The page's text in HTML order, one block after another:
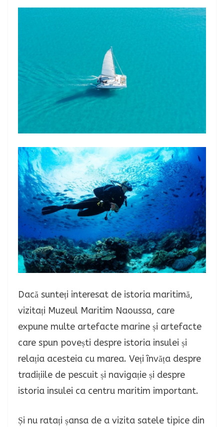
Dacă sunteți interesat de istoria maritimă,
vizitați Muzeul Maritim Naoussa, care
expune multe artefacte marine și artefacte
care spun povești despre istoria insulei și
relația acesteia cu marea. Veți învăța despre
tradițiile de pescuit și navigație și despre
istoria insulei ca centru maritim important.
Și nu ratați șansa de a vizita satele tipice din